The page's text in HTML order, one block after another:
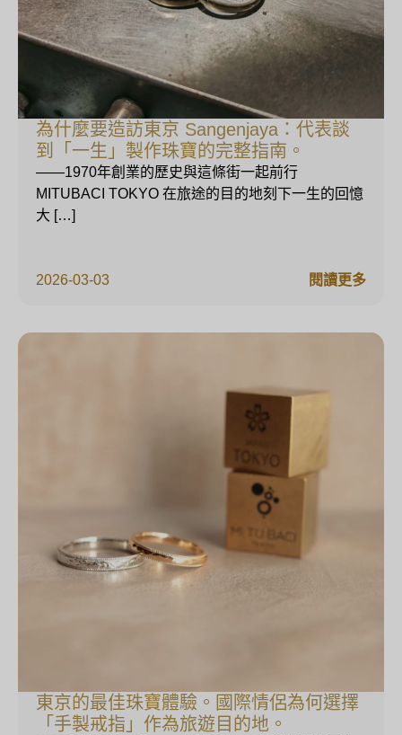
為什麼要造訪東京 Sangenjaya：代表談
到「一生」製作珠寶的完整指南。
2026-03-03
——1970年創業的歷史與這條街一起前行
MITUBACI TOKYO 在旅途的目的地刻下一生的回憶
大 […]
閱讀更多
東京的最佳珠寶體驗。國際情侶為何選擇
「手製戒指」作為旅遊目的地。